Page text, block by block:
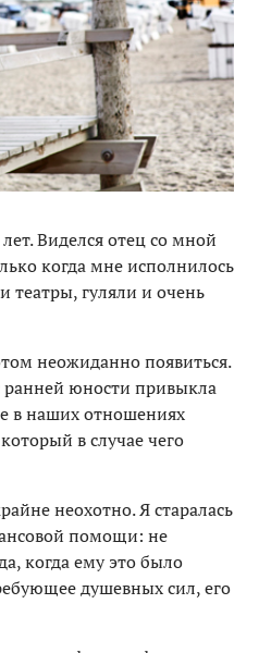
Виделся отец со мной
когда мне исполнилось
театры, гуляли и очень
неожиданно появиться.
юности привыкла
в наших отношениях
в случае чего
неохотно. Я старалась
помощи: не
когда ему это было
душевных сил, его